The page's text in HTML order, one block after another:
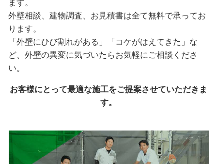
ます。
外壁相談、建物調査、お見積書は全て無料で承ってお
ります。
「外壁にひび割れがある」「コケがはえてきた」な
ど、外壁の異変に気づいたらお気軽にご相談くださ
い。
お客様にとって最適な施工をご提案させていただきま
す。